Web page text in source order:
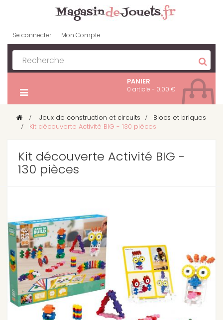
Se connecter Mon Compte
PANIER
0 article - 0.00 €
> Jeux de construction et circuits >
Blocs et briques
>
Kit découverte Activité BIG - 130 pièces
Kit découverte Activité BIG -
130 pièces